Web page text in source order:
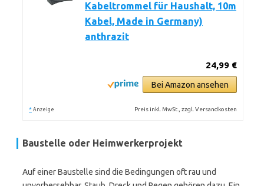
Kabeltrommel für Haushalt, 10m
Kabel, Made in Germany)
anthrazit
24,99 €
Bei Amazon ansehen
* Anzeige Preis inkl. MwSt., zzgl. Versandkosten
Baustelle oder Heimwerkerprojekt
Auf einer Baustelle sind die Bedingungen oft rau und